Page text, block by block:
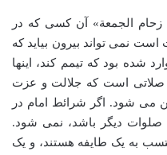
زحام الجمعة» آن کسی که در
نمی تواند بیرون بیاید که
شده بود که تیمم کند، اینها
است که جلالت و عزت
می شود. اگر شرائط امام در
صلوات دیگر باشد، نمی شود.
به یک طایفه هستند، و یک